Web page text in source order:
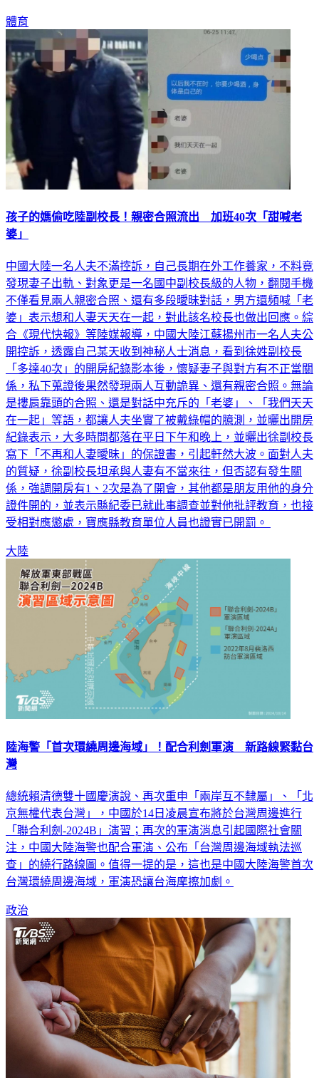
體育
孩子的媽偷吃陸副校長！親密合照流出 加班40次「甜喊老
中國大陸一名人夫不滿控訴，自己長期在外工作養家，不料竟
發現妻子出軌、對象更是一名國中副校長級的人物，翻閱手機
不僅看見兩人親密合照、還有多段曖昧對話，男方還頻喊「老
婆」表示想和人妻天天在一起，對此該名校長也做出回應。綜
合《現代快報》等陸媒報導，中國大陸江蘇揚州市一名人夫公
開控訴，透露自己某天收到神秘人士消息，看到徐姓副校長
「多達40次」的開房紀錄影本後，懷疑妻子與對方有不正當關
係，私下蒐證後果然發現兩人互動詭異、還有親密合照。無論
是摟肩靠頭的合照、還是對話中充斥的「老婆」、「我們天天
在一起」等語，都讓人夫坐實了被戴綠帽的臆測，並曬出開房
紀錄表示，大多時間都落在平日下午和晚上，並曬出徐副校長
寫下「不再和人妻曖昧」的保證書，引起軒然大波。面對人夫
的質疑，徐副校長坦承與人妻有不當來往，但否認有發生關
係，強調開房有1、2次是為了開會，其他都是朋友用他的身分
證件開的，並表示縣紀委已就此事調查並對他批評教育，也接
大陸
陸海警「首次環繞周邊海域」！配合利劍軍演 新路線緊黏台
總統賴清德雙十國慶演說、再次重申「兩岸互不隸屬」、「北
京無權代表台灣」，中國於14日凌晨宣布將於台灣周邊進行
「聯合利劍-2024B」演習；再次的軍演消息引起國際社會關
注，中國大陸海警也配合軍演、公布「台灣周邊海域執法巡
查」的繞行路線圖。值得一提的是，這也是中國大陸海警首次
政治